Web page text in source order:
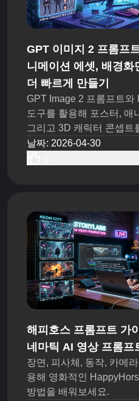
GPT 이미지 2 프롬프
니메이션 에셋, 배경
더 빠르게 만들기
GPT Image 2 프롬프트와
도구를 활용해 포스터, 애
그리고 3D 캐릭터 콘셉트
날짜: 2026-04-30
해피호스 프롬프트 가
네마틱 AI 영상 프롬프
장면, 피사체, 동작, 카메
용해 영화적인
방법을 배워보세요.